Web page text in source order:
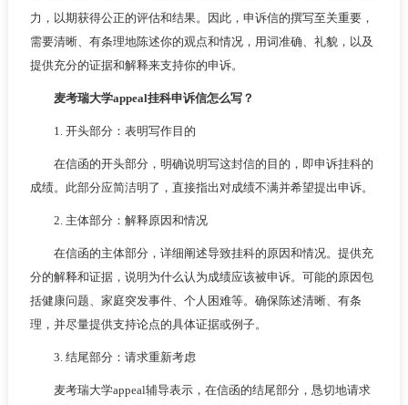
力，以期获得公正的评估和结果。因此，申诉信的撰写至关重要，
需要清晰、有条理地陈述你的观点和情况，用词准确、礼貌，以及
提供充分的证据和解释来支持你的申诉。
麦考瑞大学appeal挂科申诉信怎么写？
1. 开头部分：表明写作目的
在信函的开头部分，明确说明写这封信的目的，即申诉挂科的
成绩。此部分应简洁明了，直接指出对成绩不满并希望提出申诉。
2. 主体部分：解释原因和情况
在信函的主体部分，详细阐述导致挂科的原因和情况。提供充
分的解释和证据，说明为什么认为成绩应该被申诉。可能的原因包
括健康问题、家庭突发事件、个人困难等。确保陈述清晰、有条
理，并尽量提供支持论点的具体证据或例子。
3. 结尾部分：请求重新考虑
麦考瑞大学appeal辅导表示，在信函的结尾部分，恳切地请求